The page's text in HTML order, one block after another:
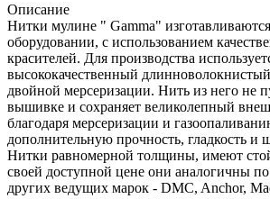
Описание
Нитки мулине " Gamma"
оборудовании, с использованием
красителей. Для производства
высококачественный
двойной мерсеризации. Нить из него не
вышивке и сохраняет великолепный
благодаря мерсеризации и
дополнительную прочность, гладкость и
Нитки равномерной толщины, имеют
своей доступной цене они аналогичны по
других ведущих марок - DMC, Anchor,